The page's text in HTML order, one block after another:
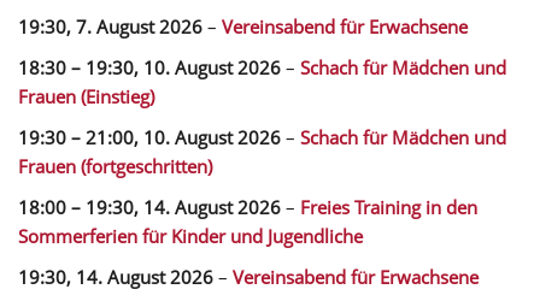
19:30, 7. August 2026 – Vereinsabend für Erwachsene
18:30 – 19:30, 10. August 2026 – Schach für Mädchen und
Frauen (Einstieg)
19:30 – 21:00, 10. August 2026 – Schach für Mädchen und
Frauen (fortgeschritten)
18:00 – 19:30, 14. August 2026 – Freies Training in den
Sommerferien für Kinder und Jugendliche
19:30, 14. August 2026 – Vereinsabend für Erwachsene